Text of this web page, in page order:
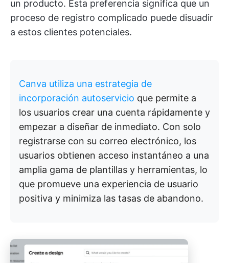
un producto. Esta preferencia significa que un
proceso de registro complicado puede disuadir
a estos clientes potenciales.
Canva utiliza una estrategia de
incorporación autoservicio que permite a
los usuarios crear una cuenta rápidamente y
empezar a diseñar de inmediato. Con solo
registrarse con su correo electrónico, los
usuarios obtienen acceso instantáneo a una
amplia gama de plantillas y herramientas, lo
que promueve una experiencia de usuario
positiva y minimiza las tasas de abandono.